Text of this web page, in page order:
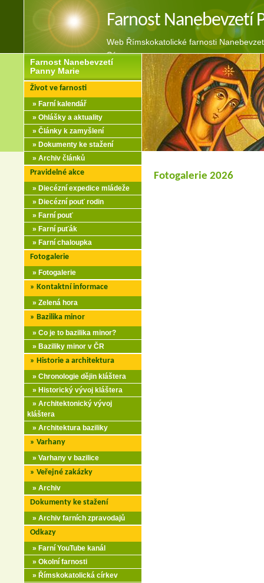
Farnost Nanebevzetí
Web Římskokatolické farnosti
Sázavou
Farnost Nanebevzetí
Panny Marie
Život ve farnosti
» Farní kalendář
» Ohlášky a aktuality
» Články k zamyšlení
» Dokumenty ke stažení
» Archiv článků
Pravidelné akce
» Diecézní expedice mládeže
» Diecézní pouť rodin
» Farní pouť
» Farní puťák
» Farní chaloupka
Fotogalerie
» Fotogalerie
» Kontaktní informace
» Zelená hora
» Bazilika minor
» Co je to bazilika minor?
» Baziliky minor v ČR
» Historie a architektura
» Chronologie dějin kláštera
» Historický vývoj kláštera
» Architektonický vývoj
kláštera
» Architektura baziliky
» Varhany
» Varhany v bazilice
» Veřejné zakázky
» Archiv
Dokumenty ke stažení
» Archiv farních zpravodajů
Odkazy
» Farní YouTube kanál
» Okolní farnosti
» Římskokatolická církev
Fotogalerie 2026